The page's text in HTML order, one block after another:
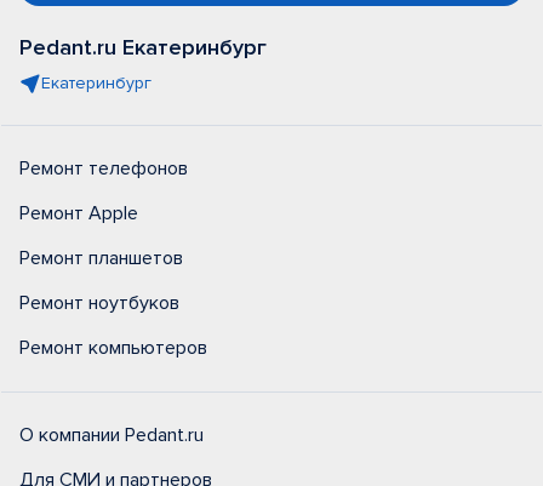
Pedant.ru Екатеринбург
Екатеринбург
Ремонт телефонов
Ремонт Apple
Ремонт планшетов
Ремонт ноутбуков
Ремонт компьютеров
О компании Pedant.ru
Для СМИ и партнеров